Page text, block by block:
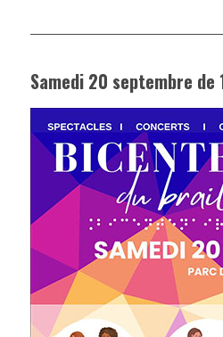
Samedi 20 septembre de